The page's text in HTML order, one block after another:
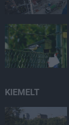
KIEMELT